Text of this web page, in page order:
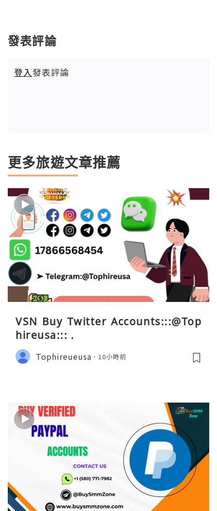
發表評論
登入發表評論
更多旅遊文章推薦
VSN Buy Twitter Accounts:::@Top
hireusa::: .
Tophireueusa 10小時前